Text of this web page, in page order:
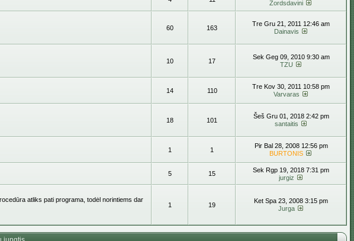
Zordsdavini
60 163
Tre Gru 21, 2011 12:46 am
Dainavis
10 17
Sek Geg 09, 2010 9:30 am
TZU
14 110
Tre Kov 30, 2011 10:58 pm
Varvaras
18 101
Šeš Gru 01, 2018 2:42 pm
santaitis
1 1
Pir Bal 28, 2008 12:56 pm
BURTONIS
5 15
Sek Rgp 19, 2018 7:31 pm
jurgiz
atliks pati programa, todėl norintiems dar
1 19
Ket Spa 23, 2008 3:15 pm
Jurga